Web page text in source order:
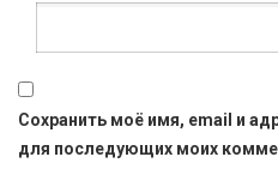
Сохранить моё имя, email и
для последующих моих